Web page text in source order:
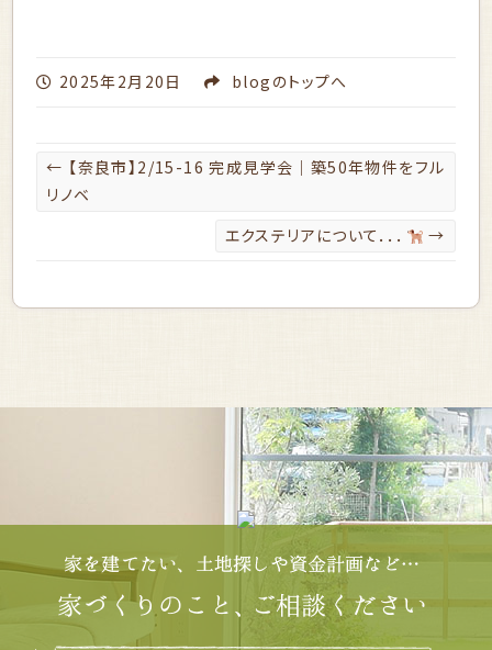
2025年2月20日 blog のトップへ
← 【奈良市】2/15-16 完成見学会｜築50年物件をフル
リノベ
エクステリアについて．．．
→